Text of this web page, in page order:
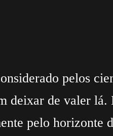
pelos
deixar de valer lá.
pelo horizonte